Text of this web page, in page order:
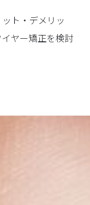
ト・デメリッ
ヤー矯正を検討